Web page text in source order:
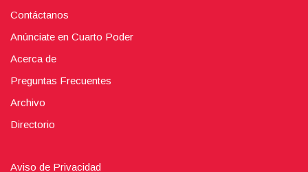
Contáctanos
Anúnciate en Cuarto Poder
Acerca de
Preguntas Frecuentes
Archivo
Directorio
Aviso de Privacidad